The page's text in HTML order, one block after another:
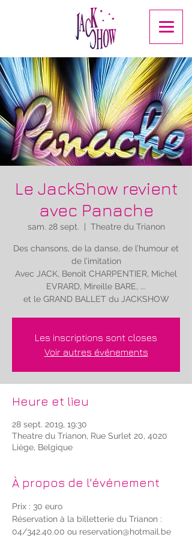
Le JackShow revient
avec Panache
sam. 28 sept. Theatre du Trianon
Des chansons, de la danse, de l’humour et
de l’imitation
Avec JACK, Benoît CHARPENTIER, Michel
EVRARD, Mireille BARE, ...
et le GRAND BALLET du JACKSHOW
Les inscriptions sont closes
Voir autres événements
Heure et lieu
28 sept. 2019, 19:30
Theatre du Trianon, Rue Surlet 20, 4020
Liège, Belgique
À propos de l'événement
Prix : 30 euro
Réservation à la billetterie du Trianon :
04/342.40.00 ou reservation@hotmail.be